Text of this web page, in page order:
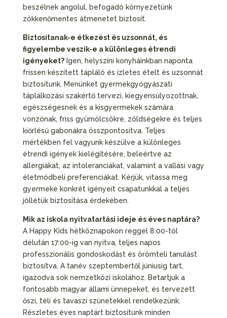
beszélnek angolul, befogadó környezetünk
zökkenőmentes átmenetet biztosít.
Biztosítanak-e étkezést és uzsonnát, és
figyelembe veszik-e a különleges étrendi
igényeket?Igen, helyszíni konyháinkban naponta
frissen készített tápláló és ízletes ételt és uzsonnát
biztosítunk. Menünket gyermekgyógyászati
táplálkozási szakértő tervezi, kiegyensúlyozottnak,
egészségesnek és a kisgyermekek számára
vonzónak, friss gyümölcsökre, zöldségekre és teljes
kiőrlésű gabonákra összpontosítva. Teljes
mértékben fel vagyunk készülve a különleges
étrendi igények kielégítésére, beleértve az
allergiákat, az intoleranciákat, valamint a vallási vagy
életmódbeli preferenciákat. Kérjük, vitassa meg
gyermeke konkrét igényeit csapatunkkal a teljes
jóllétük biztosítása érdekében.
Mik az iskola nyitvatartási ideje és éves naptára?
A Happy Kids hétköznapokon reggel 8:00-tól
délután 17:00-ig van nyitva, teljes napos
professzionális gondoskodást és örömteli tanulást
biztosítva. A tanév szeptembertől júniusig tart,
igazodva sok nemzetközi iskolához. Betartjuk a
fontosabb magyar állami ünnepeket, és tervezett
őszi, téli és tavaszi szünetekkel rendelkezünk.
Részletes éves naptárt biztosítunk minden